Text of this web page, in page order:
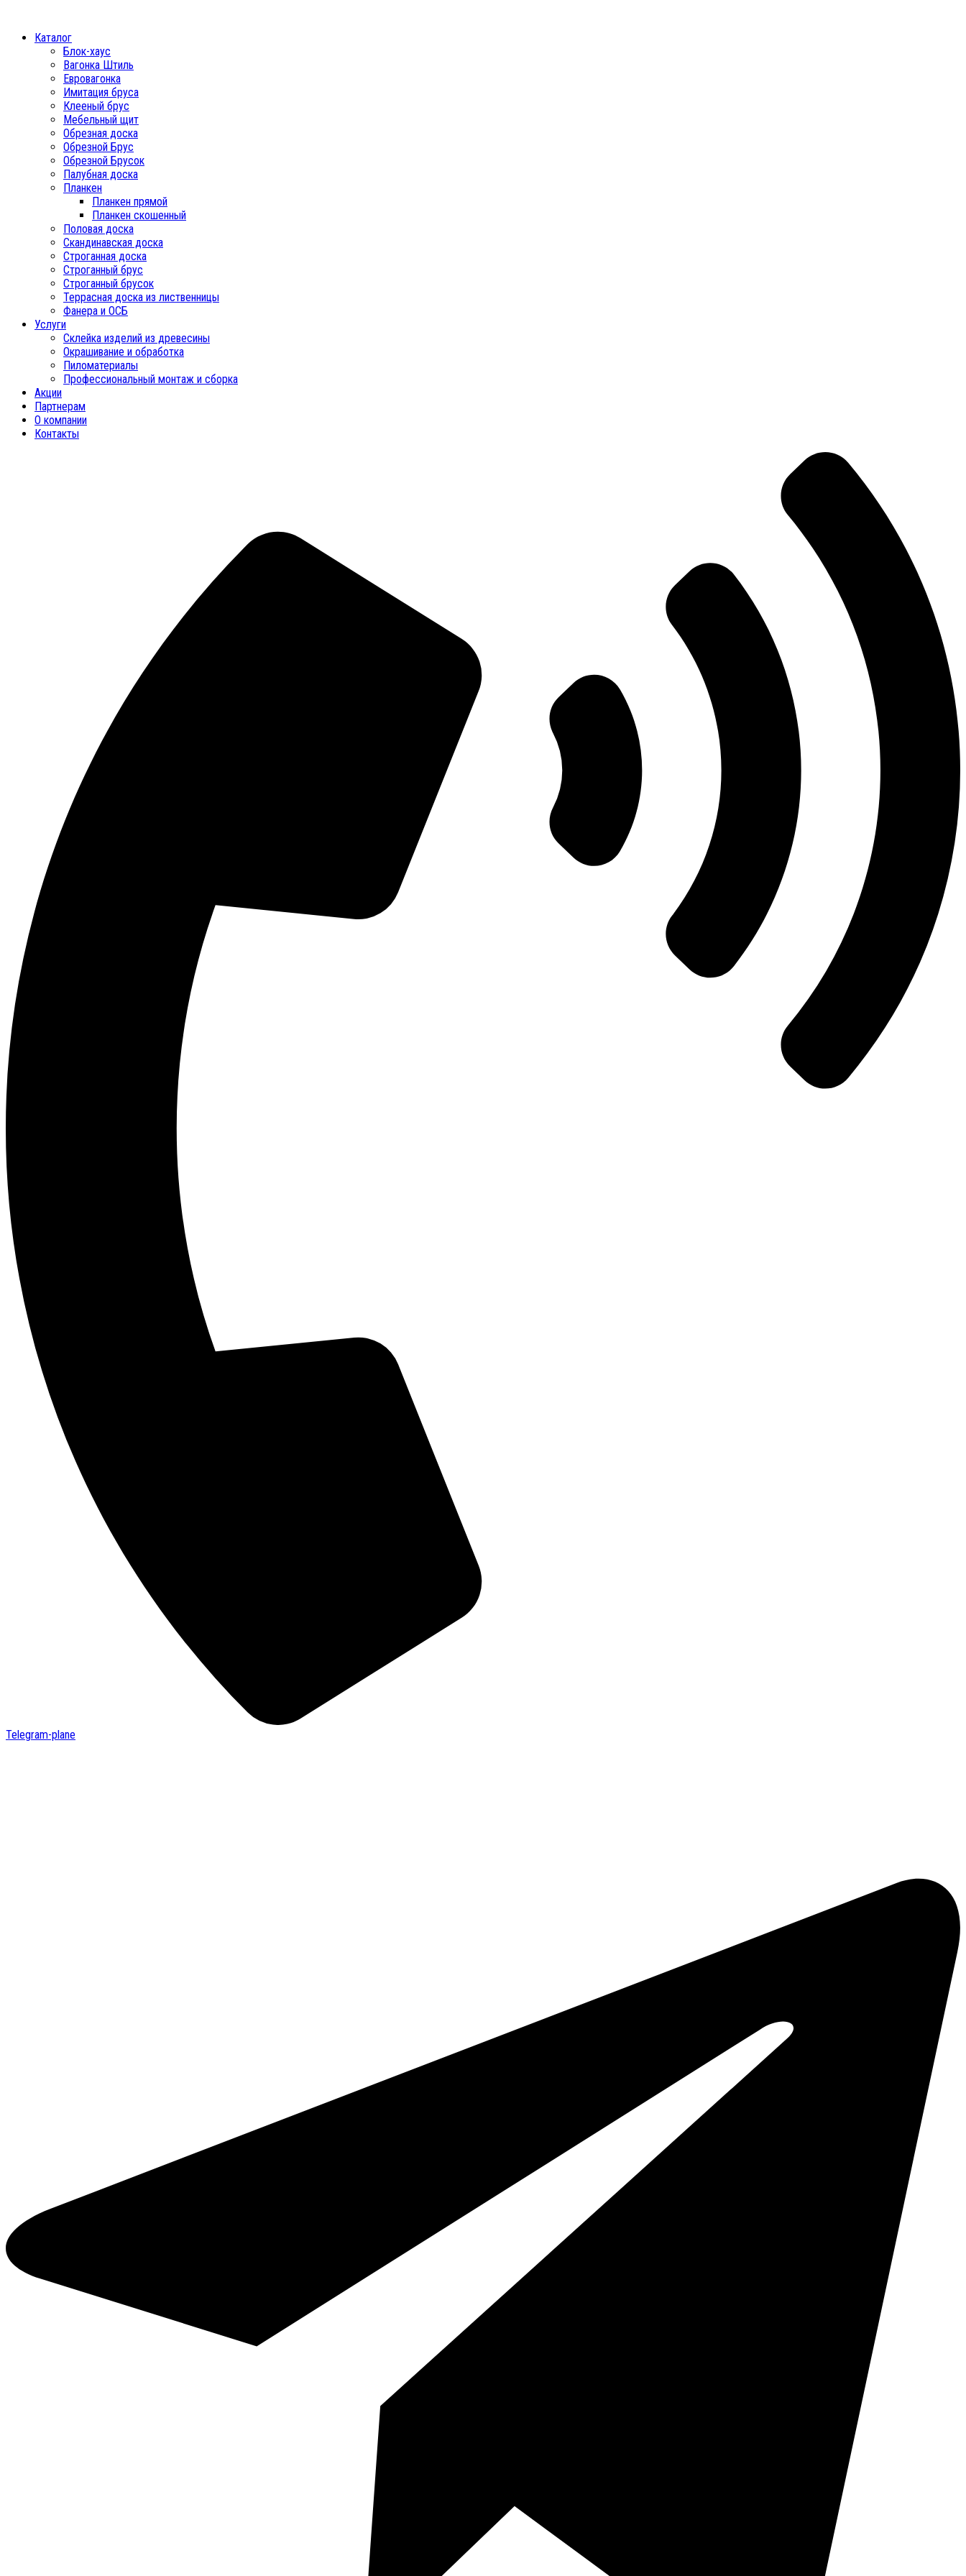
Каталог
Блок-хаус
Вагонка Штиль
Евровагонка
Имитация бруса
Клееный брус
Мебельный щит
Обрезная доска
Обрезной Брус
Обрезной Брусок
Палубная доска
Планкен
Планкен прямой
Планкен скошенный
Половая доска
Скандинавская доска
Строганная доска
Строганный брус
Строганный брусок
Террасная доска из лиственницы
Фанера и ОСБ
Услуги
Склейка изделий из древесины
Окрашивание и обработка
Пиломатериалы
Профессиональный монтаж и сборка
Акции
Партнерам
О компании
Контакты
Telegram-plane